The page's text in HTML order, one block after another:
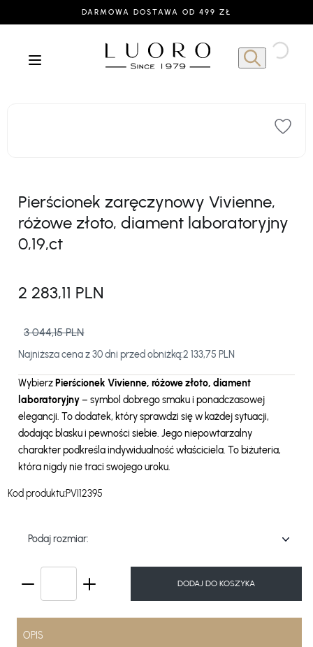
DARMOWA DOSTAWA OD 499 ZŁ
Pierścionek zaręczynowy Vivienne,
różowe złoto, diament laboratoryjny
0,19,ct
2 283,11 PLN
3 044,15 PLN
Najniższa cena z 30 dni przed obniżką:2 133,75 PLN
Wybierz Pierścionek Vivienne, różowe złoto, diament
laboratoryjny– symbol dobrego smaku i ponadczasowej
elegancji. To dodatek, który sprawdzi się w każdej sytuacji,
dodając blasku i pewności siebie. Jego niepowtarzalny
charakter podkreśla indywidualność właściciela. To biżuteria,
która nigdy nie traci swojego uroku.
Kod produktu:PVI12395
Podaj rozmiar:
DODAJ DO KOSZYKA
OPIS